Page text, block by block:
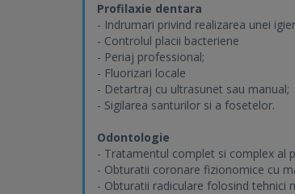
Profilaxie dentara
- Indrumari privind realizarea unei
- Controlul placii bacteriene
- Periaj professional;
- Fluorizari locale
- Detartraj cu ultrasunet sau manual;
- Sigilarea santurilor si a fosetelor.
Odontologie
- Tratamentul complet si complex al
- Obturatii coronare fizionomice cu
- Obturatii radiculare folosind tehnici